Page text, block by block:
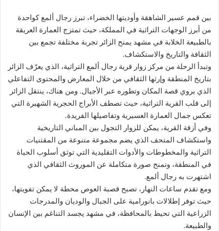
إلكترونيا
بين قمم عسير الشاهقة وأوديتها الخضراء، تبرز رجال ألمع كواحدة
من أبرز الوجهات التراثية في المملكة، حيث تمتزج العمارة العريقة
بالطبيعة الخلابة في مشهد يمنح الزائر تجربة مختلفة تجمع بين
الثقافة والتاريخ والاستكشاف.
وتبدأ الرحلة من مركز زوار قرية رجال ألمع التراثية، الذي يعرّف الزائر
بتاريخ المنطقة وإرثها الثقافي من خلال المعارض والمحتوى التفاعلي
الذي يروي قصة المكان وتطوره عبر الأجيال. ومن هناك، ينتقل الزائر
إلى قلب القرية التراثية، حيث تصطف الأبراج الحجرية الشهيرة التي
تعكس جمال العمارة العسيرية وتفاصيلها الفريدة.
وفي أزقة القرية، يمكن للزوار التجول بين المباني التاريخية
واستكشاف المتحف الذي يضم مجموعة متنوعة من المقتنيات
التراثية والمخطوطات والأدوات التقليدية التي توثق أسلوب الحياة
في المنطقة، وتمنح صورة متكاملة عن الموروث الثقافي الذي
اشتهرت به رجال ألمع.
ومع تقدم ساعات النهار، تصبح قصبة العوص محطة لا يمكن تفويتها،
حيث توفر إطلالات بانورامية على الجبال والوديان والمدرجات
الزراعية التي تحيط بالمحافظة، في مشهد يجسد التناغم بين الإنسان
والطبيعة.